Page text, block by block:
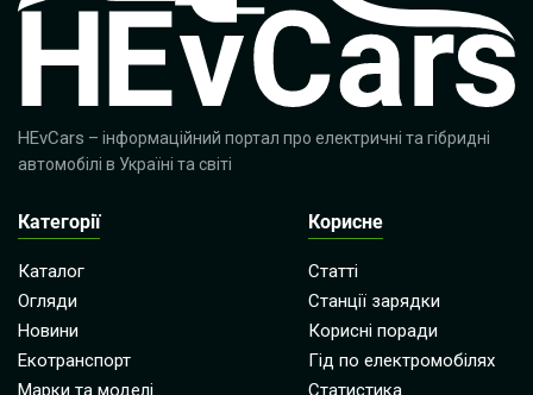
HEvCars – інформаційний портал про електричні та гібридні
автомобілі в Україні та світі
Категорії
Каталог
Огляди
Новини
Екотранспорт
Марки та моделі
Корисне
Статті
Станції зарядки
Корисні поради
Гід по електромобілях
Статистика